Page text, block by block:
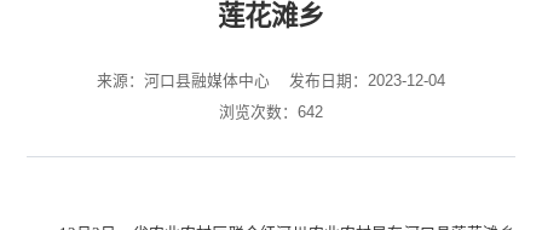
莲花滩乡
来源：河口县融媒体中心
发布日期：2023-12-04
浏览次数： 642